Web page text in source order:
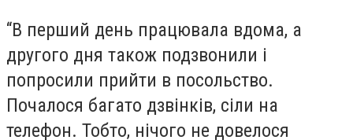
“В перший день працювала вдома, а
другого дня також подзвонили і
попросили прийти в посольство.
Почалося багато дзвінків, сіли на
телефон. Тобто, нічого не довелося